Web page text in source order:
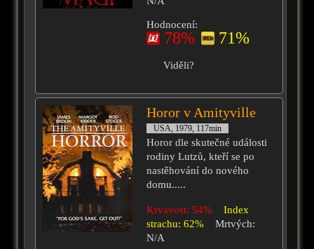
Hodnocení:
78% 71%
Viděli?
Horor v Amityville
USA, 1979, 117min
Horor dle skutečné události
rodiny Lutzů, kteří se po
nastěhování do nového
domu.....
Krvavost: 54%
Index
strachu: 62%
Mrtvých:
N/A